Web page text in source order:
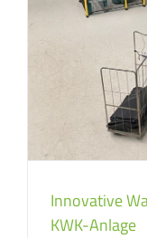
Innovative
KWK-Anlage